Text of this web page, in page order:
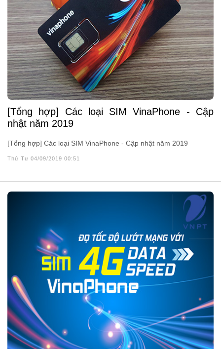
[Tổng hợp] Các loại SIM VinaPhone - Cập
nhật năm 2019
[Tổng hợp] Các loại SIM VinaPhone - Cập nhật năm 2019
Thứ Tư 04/09/2019 00:51